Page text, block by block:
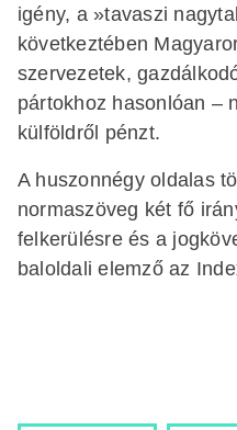
igény, a »tavaszi
következtében
szervezetek,
pártokhoz hasonlóan –
külföldről pénzt.
A huszonnégy oldalas
normaszöveg két fő
felkerülésre és a
baloldali elemző az